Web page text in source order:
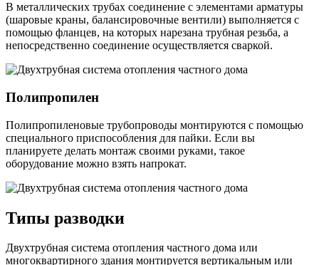
В металлических трубах соединение с элементами арматуры
(шаровые краны, балансировочные вентили) выполняется с
помощью фланцев, на которых нарезана трубная резьба, а
непосредственно соединение осуществляется сваркой.
Полипропилен
Полипропиленовые трубопроводы монтируются с помощью
специального приспособления для пайки. Если вы
планируете делать монтаж своими руками, такое
оборудование можно взять напрокат.
Типы разводки
Двухтрубная система отопления частного дома или
многоквартирного здания монтируется вертикальным или